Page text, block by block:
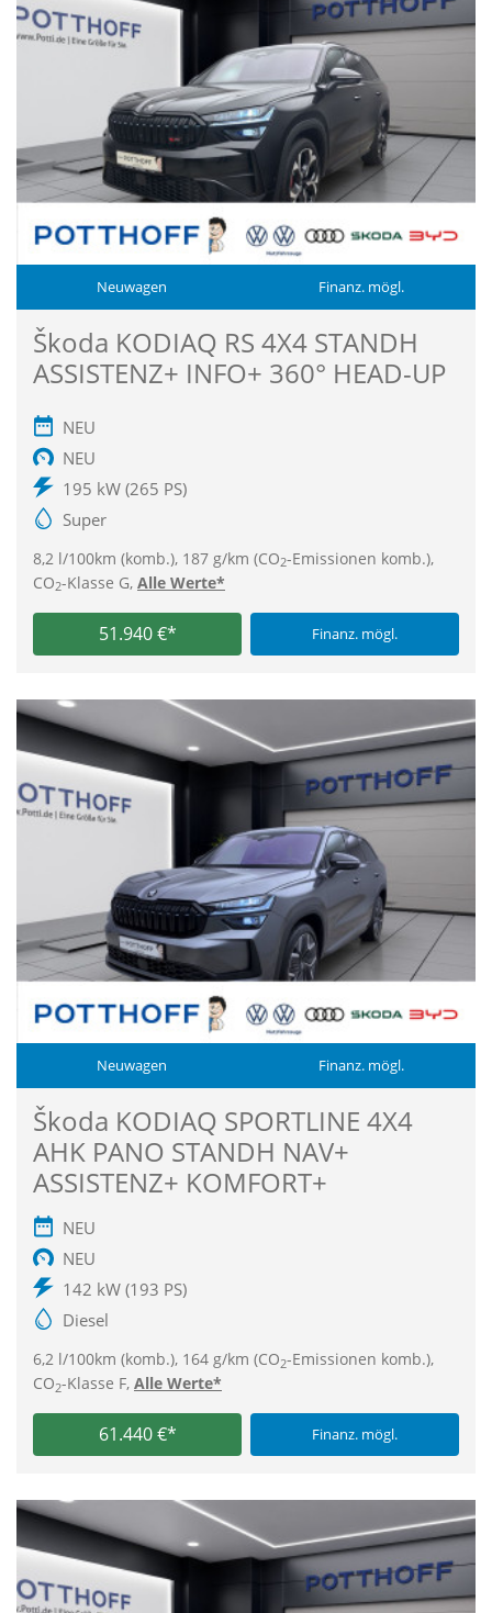
Neuwagen Finanz. mögl.
Škoda KODIAQ RS 4X4 STANDH
ASSISTENZ+ INFO+ 360° HEAD-UP
NEU
NEU
195 kW (265 PS)
Super
8,2 l/100km (komb.), 187 g/km (CO2-Emissionen komb.),
CO2-Klasse G, Alle Werte*
51.940 €* Finanz. mögl.
Neuwagen Finanz. mögl.
Škoda KODIAQ SPORTLINE 4X4
AHK PANO STANDH NAV+
ASSISTENZ+ KOMFORT+
NEU
NEU
142 kW (193 PS)
Diesel
6,2 l/100km (komb.), 164 g/km (CO2-Emissionen komb.),
CO2-Klasse F, Alle Werte*
61.440 €* Finanz. mögl.